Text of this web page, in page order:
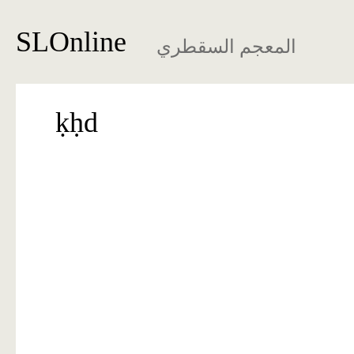
SLOnline المعجم السقطري
ḳḥd